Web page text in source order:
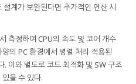
계가 보완된다면 추가적인 연산 시
측정하여 CPU의 속도 및 코어 개수
의 PC 환경에서 병렬 처리 적용된
. 이와 별도로 코드 최적화 및 SW 구조
을 수 있다.